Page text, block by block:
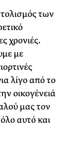
των
χρονιές.
με
λίγο από το
οικογένειά
μας τον
αυτό και